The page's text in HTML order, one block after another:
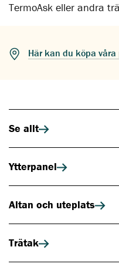
TermoAsk eller andra
Här kan du köpa våra
Se allt
Ytterpanel
Altan och uteplats
Trätak